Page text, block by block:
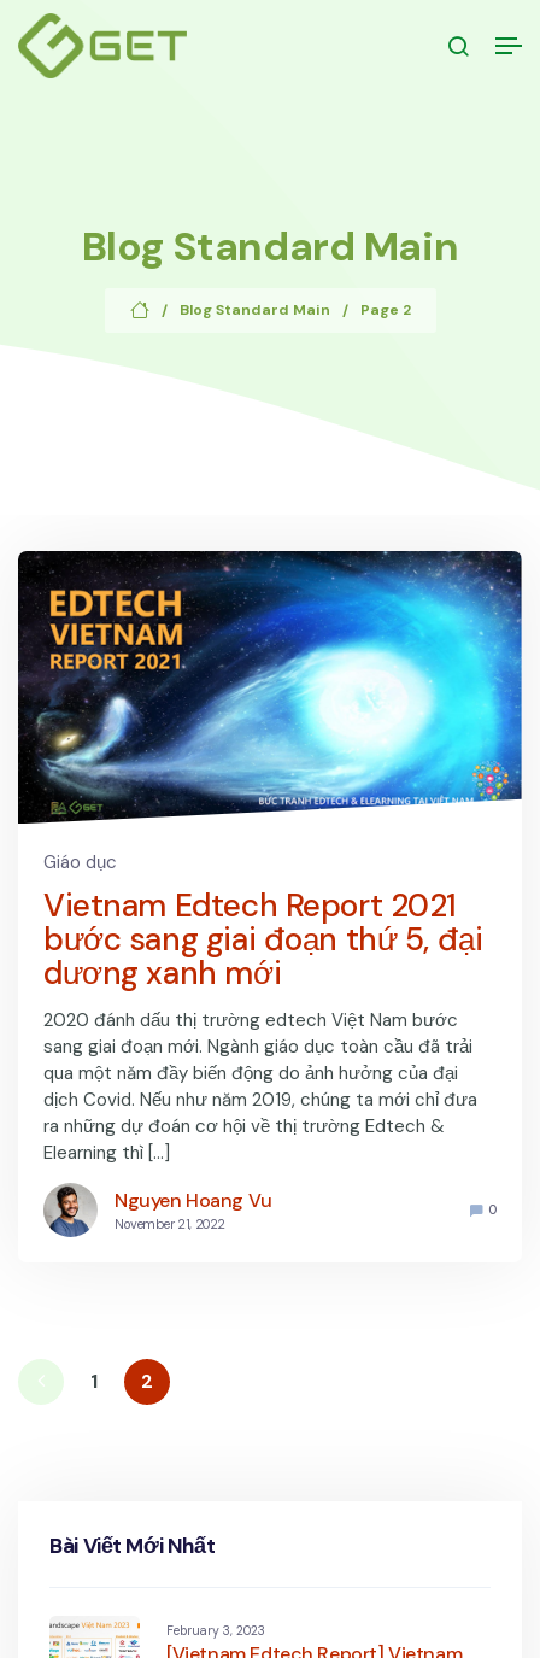
Blog Standard Main
/ Blog Standard Main / Page 2
Giáo dục
Vietnam Edtech Report 2021
bước sang giai đoạn thứ 5, đại
dương xanh mới
2020 đánh dấu thị trường edtech Việt Nam bước
sang giai đoạn mới. Ngành giáo dục toàn cầu đã trải
qua một năm đầy biến động do ảnh hưởng của đại
dịch Covid. Nếu như năm 2019, chúng ta mới chỉ đưa
ra những dự đoán cơ hội về thị trường Edtech &
Elearning thì […]
Nguyen Hoang Vu
November 21, 2022
0
1 2
Bài Viết Mới Nhất
February 3, 2023